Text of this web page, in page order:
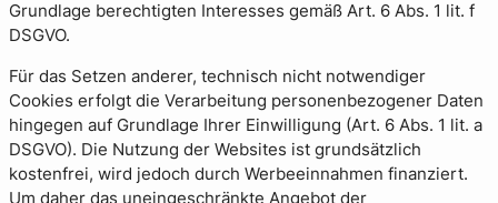
Grundlage berechtigten Interesses gemäß Art. 6 Abs. 1 lit. f
DSGVO.
Für das Setzen anderer, technisch nicht notwendiger
Cookies erfolgt die Verarbeitung personenbezogener Daten
hingegen auf Grundlage Ihrer Einwilligung (Art. 6 Abs. 1 lit. a
DSGVO). Die Nutzung der Websites ist grundsätzlich
kostenfrei, wird jedoch durch Werbeeinnahmen finanziert.
Um daher das uneingeschränkte Angebot der